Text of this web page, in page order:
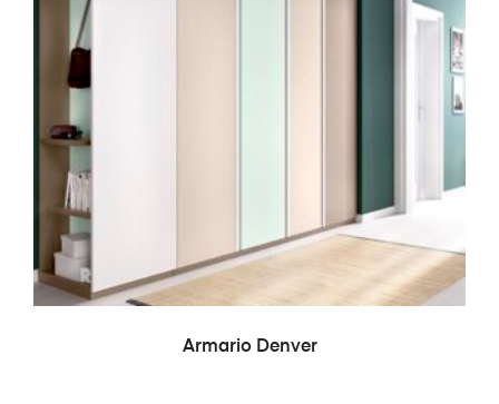
LEER MÁS
Armario Denver